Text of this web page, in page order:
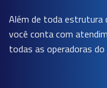
Além de toda estrutura
você conta com
todas as operadoras do